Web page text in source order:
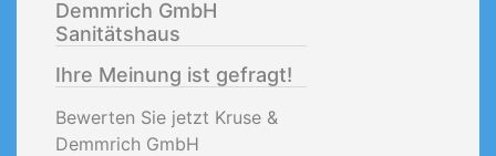
Demmrich GmbH
Sanitätshaus
Ihre Meinung ist gefragt!
Bewerten Sie jetzt Kruse &
Demmrich GmbH